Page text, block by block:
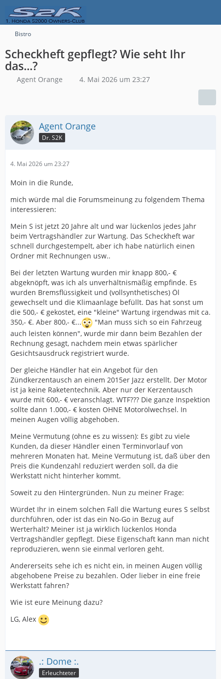
Bistro
Scheckheft gepflegt? Wie seht Ihr
das...?
Agent Orange 4. Mai 2026 um 23:27
Agent Orange
Dr. S2K
4. Mai 2026 um 23:27
Moin in die Runde,
mich würde mal die Forumsmeinung zu folgendem Thema
interessieren:
Mein S ist jetzt 20 Jahre alt und war lückenlos jedes Jahr
beim Vertragshändler zur Wartung. Das Scheckheft war
schnell durchgestempelt, aber ich habe natürlich einen
Ordner mit Rechnungen usw..
Bei der letzten Wartung wurden mir knapp 800,- €
abgeknöpft, was ich als unverhältnismäßig empfinde. Es
wurden Bremsflüssigkeit und (vollsynthetisches) Öl
gewechselt und die Klimaanlage befüllt. Das hat sonst um
die 500,- € gekostet, eine "kleine" Wartung irgendwas mit ca.
350,- €. Aber 800,- €...
"Man muss sich so ein Fahrzeug
auch leisten können", wurde mir dann beim Bezahlen der
Rechnung gesagt, nachdem mein etwas spärlicher
Gesichtsausdruck registriert wurde.
Der gleiche Händler hat ein Angebot für den
Zündkerzentausch an einem 2015er Jazz erstellt. Der Motor
ist ja keine Raketentechnik. Aber nur der Kerzentausch
wurde mit 600,- € veranschlagt. WTF??? Die ganze Inspektion
sollte dann 1.000,- € kosten OHNE Motorölwechsel. In
meinen Augen völlig abgehoben.
Meine Vermutung (ohne es zu wissen): Es gibt zu viele
Kunden, da dieser Händler einen Terminvorlauf von
mehreren Monaten hat. Meine Vermutung ist, daß über den
Preis die Kundenzahl reduziert werden soll, da die
Werkstatt nicht hinterher kommt.
Soweit zu den Hintergründen. Nun zu meiner Frage:
Würdet Ihr in einem solchen Fall die Wartung eures S selbst
durchführen, oder ist das ein No-Go in Bezug auf
Werterhalt? Meiner ist ja wirklich lückenlos Honda
Vertragshändler gepflegt. Diese Eigenschaft kann man nicht
reproduzieren, wenn sie einmal verloren geht.
Andererseits sehe ich es nicht ein, in meinen Augen völlig
abgehobene Preise zu bezahlen. Oder lieber in eine freie
Werkstatt fahren?
Wie ist eure Meinung dazu?
LG, Alex
.: Dome :.
Erleuchteter